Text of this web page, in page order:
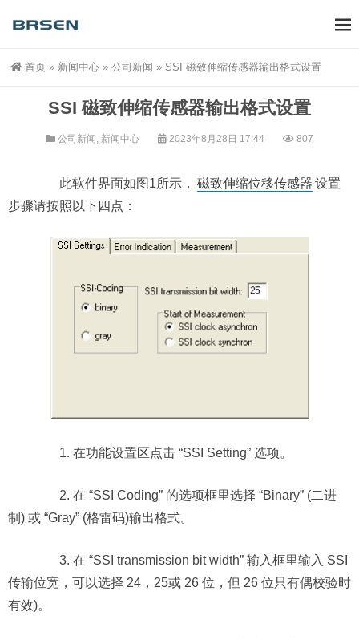
首页 » 新闻中心 » 公司新闻 » SSI 磁致伸缩传感器输出格式设置
SSI 磁致伸缩传感器输出格式设置
公司新闻 , 新闻中心 2023年8月28日 17:44 807
此软件界面如图1所示， 磁致伸缩位移传感器 设置
步骤请按照以下四点：
1. 在功能设置区点击 “SSI Setting” 选项。
2. 在 “SSI Coding” 的选项框里选择 “Binary” (二进
制) 或 “Gray” (格雷码)输出格式。
3. 在 “SSI transmission bit width” 输入框里输入 SSI
传输位宽，可以选择 24，25或 26 位，但 26 位只有偶校验时
有效)。